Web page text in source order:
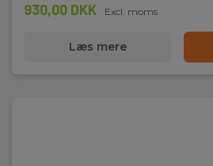
930,00 DKK Excl. moms
Læs mere